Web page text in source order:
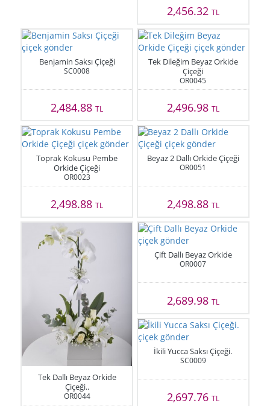
2,456.32 TL
Benjamin Saksı Çiçeği
SC0008
2,484.88TL
Tek Dileğim Beyaz Orkide
Çiçeği
OR0045
2,496.98 TL
Toprak Kokusu Pembe
Orkide Çiçeği
OR0023
2,498.88TL
Beyaz 2 Dallı Orkide Çiçeği
OR0051
2,498.88 TL
Tek Dallı Beyaz Orkide
Çiçeği..
OR0044
Çift Dallı Beyaz Orkide
OR0007
2,689.98 TL
İkili Yucca Saksı Çiçeği.
SC0009
2,697.76 TL